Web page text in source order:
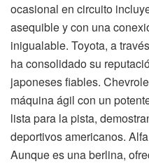
ocasional en circuito
asequible y con una
inigualable. Toyota, a
ha consolidado su
japoneses fiables.
máquina ágil con un
lista para la pista,
deportivos americanos.
Aunque es una berlina,